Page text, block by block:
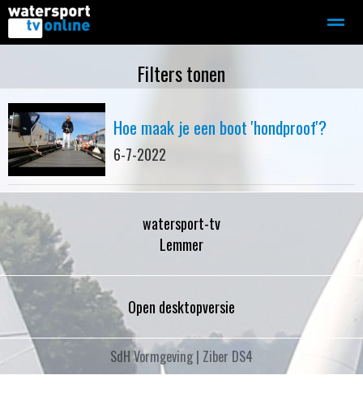
Motorboot-sloep Adverteren
Home Contact Bellen Zoeken
Filters tonen
Hoe maak je een boot 'hondproof'?
6-7-2022
watersport-tv
Lemmer
Open desktopversie
SdH Vormgeving | Ziber DS4